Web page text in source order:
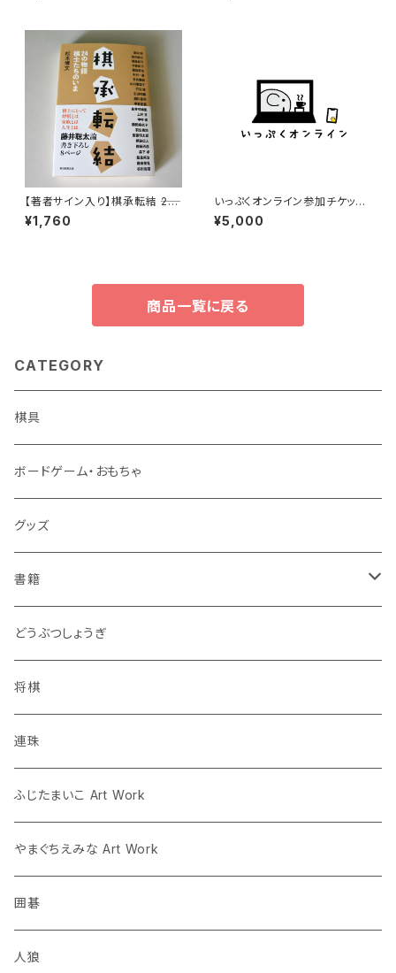
【著者サイン入り】棋承転結 ――24
の物語 棋士たちのいま
¥1,760
いっぷくオンライン参加チケット
（5000円）
¥5,000
商品一覧に戻る
CATEGORY
棋具
ボードゲーム・おもちゃ
グッズ
書籍
連珠
ツイクスト
将棋
囲碁
人狼
どうぶつしょうぎ
将棋
連珠
ふじたまいこ Art Work
やまぐちえみな Art Work
囲碁
人狼